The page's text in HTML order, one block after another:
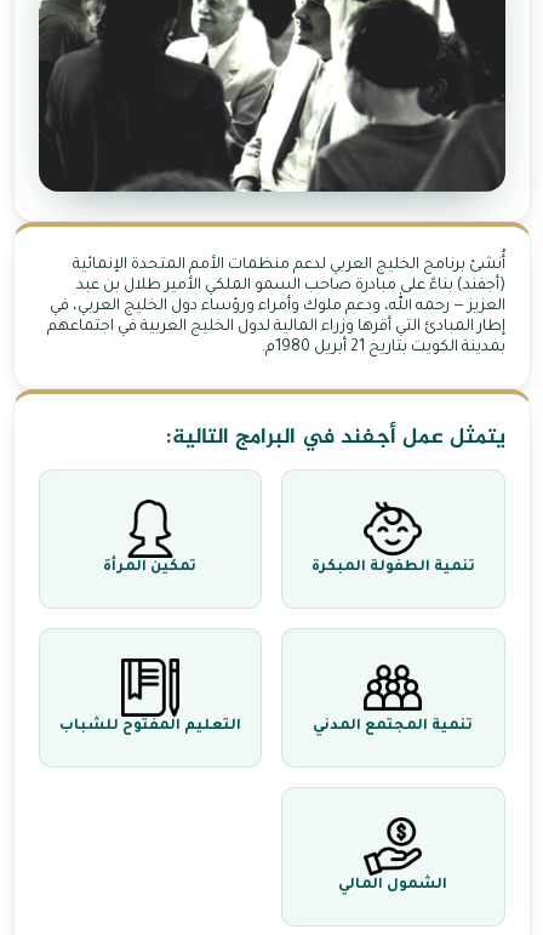
أُنشئ برنامج الخليج العربي لدعم منظمات الأمم المتحدة الإنمائية
(أجفند) بناءً على مبادرة صاحب السمو الملكي الأمير طلال بن عبد
العزيز — رحمه الله، ودعم ملوك وأمراء ورؤساء دول الخليج العربي، في
إطار المبادئ التي أقرها وزراء المالية لدول الخليج العربية في اجتماعهم
بمدينة الكويت بتاريخ 21 أبريل 1980م.
يتمثل عمل أجفند في البرامج التالية:
تنمية الطفولة المبكرة تمكين المرأة
تنمية المجتمع المدني التعليم المفتوح للشباب
الشمول المالي